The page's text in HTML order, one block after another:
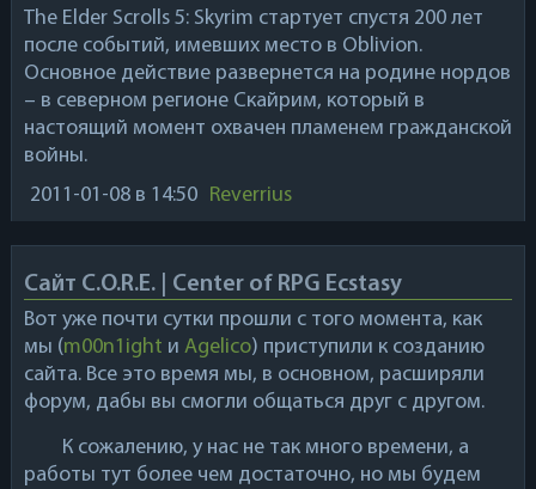
The Elder Scrolls 5: Skyrim стартует спустя 200 лет
после событий, имевших место в Oblivion.
Основное действие развернется на родине нордов
– в северном регионе Скайрим, который в
настоящий момент охвачен пламенем гражданской
войны.
2011-01-08в 14:50 Reverrius
Сайт C.O.R.E. | Center of RPG Ecstasy
Вот уже почти сутки прошли с того момента, как
мы (m00n1ight и Agelico) приступили к созданию
сайта. Все это время мы, в основном, расширяли
форум, дабы вы смогли общаться друг с другом.
К сожалению, у нас не так много времени, а
работы тут более чем достаточно, но мы будем